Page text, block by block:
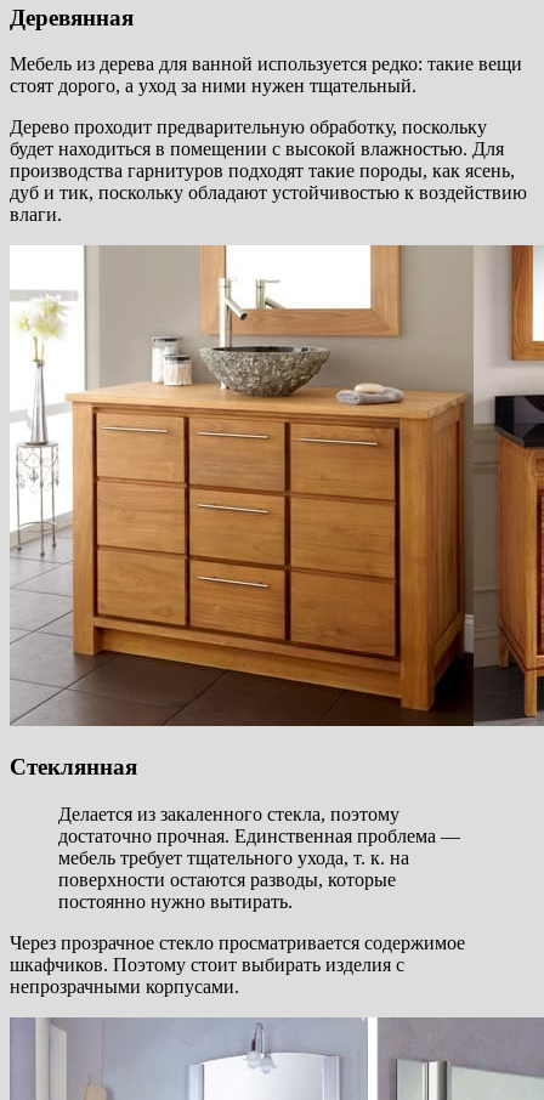
Деревянная
Мебель из дерева для ванной используется редко: такие вещи
стоят дорого, а уход за ними нужен тщательный.
Дерево проходит предварительную обработку, поскольку
будет находиться в помещении с высокой влажностью. Для
производства гарнитуров подходят такие породы, как ясень,
дуб и тик, поскольку обладают устойчивостью к воздействию
влаги.
Стеклянная
Делается из закаленного стекла, поэтому
достаточно прочная. Единственная проблема —
мебель требует тщательного ухода, т. к. на
поверхности остаются разводы, которые
постоянно нужно вытирать.
Через прозрачное стекло просматривается содержимое
шкафчиков. Поэтому стоит выбирать изделия с
непрозрачными корпусами.